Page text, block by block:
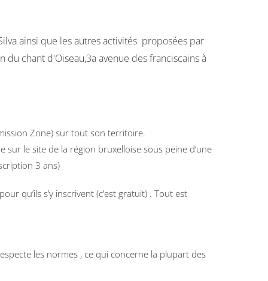
ainsi que les autres activités proposées par
chant d'Oiseau,3a avenue des franciscains à
Zone) sur tout son territoire.
sur le site de la région bruxelloise sous peine d’une
3 ans)
qu’ils s’y inscrivent (c’est gratuit) . Tout est
les normes , ce qui concerne la plupart des